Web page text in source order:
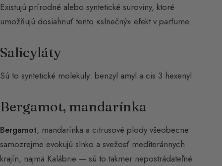
Existujú prírodné alebo syntetické suroviny, ktoré
umožňujú dosiahnuť tento «slnečný» efekt v parfume.
Salicyláty
Sú to syntetické molekuly: benzyl amyl a cis 3 hexenyl.
Bergamot, mandarínka
Bergamot, mandarínka a citrusové plody všeobecne
samozrejme evokujú slnko a svežosť mediteránnych
krajín, najmä Kalábrie — sú to takmer nepostrádateľné